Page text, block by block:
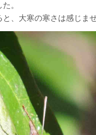
。
、大寒の寒さは感じませ